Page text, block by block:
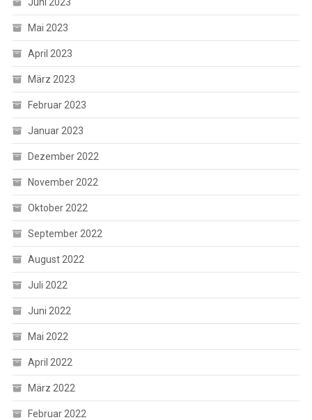
Mai 2023
April 2023
März 2023
Februar 2023
Januar 2023
Dezember 2022
November 2022
Oktober 2022
September 2022
August 2022
Juli 2022
Juni 2022
Mai 2022
April 2022
März 2022
Februar 2022